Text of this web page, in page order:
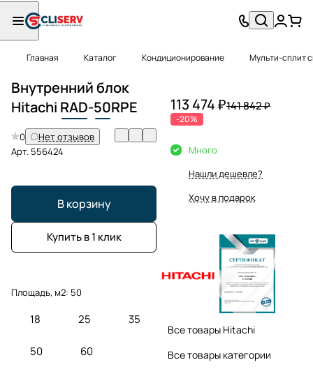
Главная Каталог Кондиционирование Мульти-сплит
Внутренний блок
Hitachi RAD-50RPE
0
Нет отзывов
Арт. 556424
В корзину
Купить в 1 клик
Площадь, м2: 50
18 25 35
50 60
113 474 ₽141 842 ₽
-20%
Много
Нашли дешевле?
Хочу в подарок
Все товары Hitachi
Все товары категории